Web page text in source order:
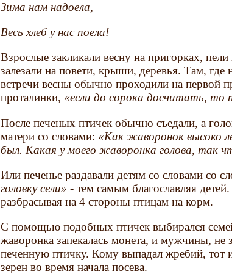
Зима нам надоела,
Весь хлеб у нас поела!
Взрослые закликали весну на пригорках,
залезали на повети, крыши, деревья. Там,
встречи весны обычно проходили на первой
проталинки, «если до сорока досчитать, то
После печеных птичек обычно съедали, а
матери со словами: «Как жаворонок высоко
был. Какая у моего жаворонка голова, так
Или печенье раздавали детям со словами со
головку сели» - тем самым благославляя
разбрасывая на 4 стороны птицам на корм.
С помощью подобных птичек выбирался
жаворонка запекалась монета, и мужчины, не
печенную птичку. Кому выпадал жребий, тот
зерен во время начала посева.